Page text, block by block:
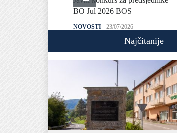
BO Jul 2026 BOS
NOVOSTI 23/07/2026
Najčitanije